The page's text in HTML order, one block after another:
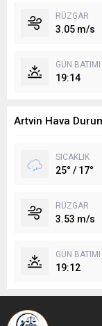
RÜZGAR
3.05 m/s
GÜN BATIMI
19:14
Artvin Hava
SICAKLIK
25° / 17°
RÜZGAR
3.53 m/s
GÜN BATIMI
19:12